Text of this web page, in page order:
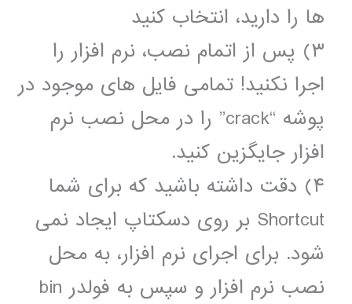
ها را دارید، انتخاب کنید
۳) پس از اتمام نصب، نرم افزار را
اجرا نکنید! تمامی فایل های موجود در
پوشه “crack” را در محل نصب نرم
افزار جایگزین کنید.
۴) دقت داشته باشید که برای شما
Shortcut بر روی دسکتاپ ایجاد نمی
شود. برای اجرای نرم افزار، به محل
نصب نرم افزار و سپس به فولدر bin